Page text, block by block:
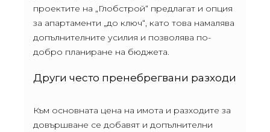
проектите на „Глобстрой“ предлагат и опция
за апартаменти „до ключ“, като това намалява
допълнителните усилия и позволява по-
добро планиране на бюджета.
Други често пренебрегвани разходи
Към основната цена на имота и разходите за
довършване се добавят и допълнителни